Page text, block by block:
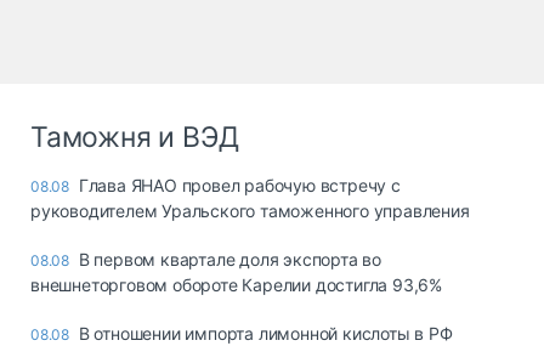
Таможня и ВЭД
08.08 Глава ЯНАО провел рабочую встречу с
руководителем Уральского таможенного управления
08.08 В первом квартале доля экспорта во
внешнеторговом обороте Карелии достигла 93,6%
08.08 В отношении импорта лимонной кислоты в РФ